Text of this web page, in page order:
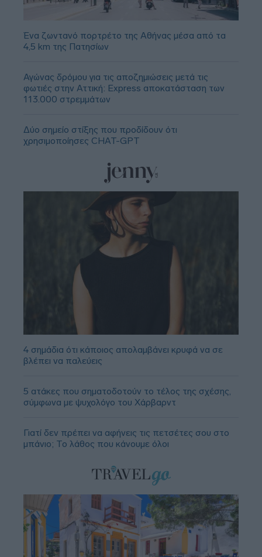
Ένα ζωντανό πορτρέτο της Αθήνας μέσα από τα
4,5 km της Πατησίων
Αγώνας δρόμου για τις αποζημιώσεις μετά τις
φωτιές στην Αττική: Express αποκατάσταση των
113.000 στρεμμάτων
Δύο σημείο στίξης που προδίδουν ότι
χρησιμοποίησες CHAT-GPT
4 σημάδια ότι κάποιος απολαμβάνει κρυφά να σε
βλέπει να παλεύεις
5 ατάκες που σηματοδοτούν το τέλος της σχέσης,
σύμφωνα με ψυχολόγο του Χάρβαρντ
Γιατί δεν πρέπει να αφήνεις τις πετσέτες σου στο
μπάνιο; Το λάθος που κάνουμε όλοι